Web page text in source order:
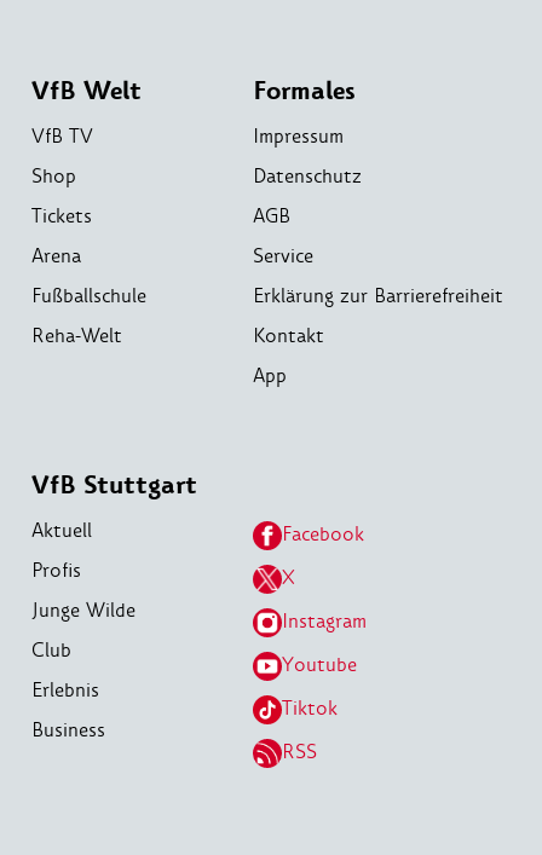
VfB Welt
VfB TV
Shop
Tickets
Arena
Fußballschule
Reha-Welt
Formales
Impressum
Datenschutz
AGB
Service
Erklärung zur Barrierefreiheit
Kontakt
App
VfB Stuttgart
Aktuell
Profis
Junge Wilde
Club
Erlebnis
Business
Facebook
X
Instagram
Youtube
Tiktok
RSS